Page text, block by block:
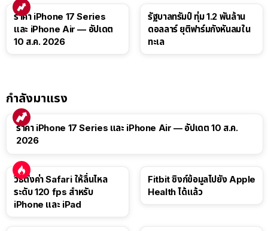
ราคา iPhone 17 Series
และ iPhone Air — อัปเดต
10 ส.ค. 2026
รัฐบาลทรัมป์ ทุ่ม 1.2 พันล้าน
ดอลลาร์ ยุติฟาร์มกังหันลมใน
ทะเล
กำลังมาแรง
ราคา iPhone 17 Series และ iPhone Air — อัปเดต 10 ส.ค.
2026
วิธีตั้งค่า Safari ให้ลื่นไหล
ระดับ 120 fps สำหรับ
iPhone และ iPad
Fitbit ซิงก์ข้อมูลไปยัง Apple
Health ได้แล้ว